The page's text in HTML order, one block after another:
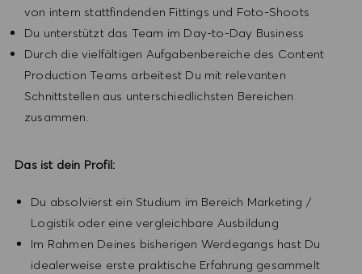
von intern stattfindenden Fittings und Foto-Shoots
Du unterstützt das Team im Day-to-Day Business
Durch die vielfältigen Aufgabenbereiche des Content
Production Teams arbeitest Du mit relevanten
Schnittstellen aus unterschiedlichsten Bereichen
zusammen.
Das ist dein Profil:
Du absolvierst ein Studium im Bereich Marketing /
Logistik oder eine vergleichbare Ausbildung
Im Rahmen Deines bisherigen Werdegangs hast Du
idealerweise erste praktische Erfahrung gesammelt